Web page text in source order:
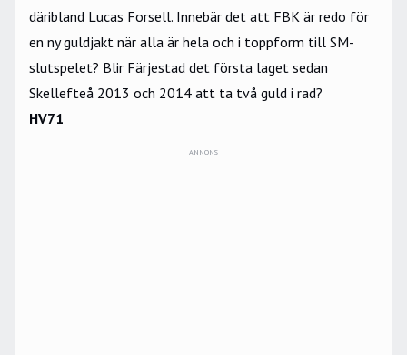
däribland Lucas Forsell. Innebär det att FBK är redo för
en ny guldjakt när alla är hela och i toppform till SM-
slutspelet? Blir Färjestad det första laget sedan
Skellefteå 2013 och 2014 att ta två guld i rad?
HV71
ANNONS